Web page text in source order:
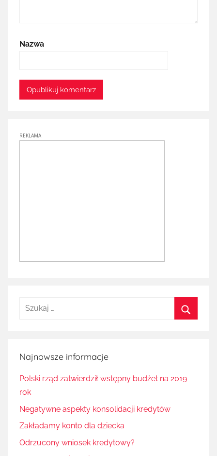
Nazwa
Szukaj:
Najnowsze informacje
Polski rząd zatwierdził wstępny budżet na 2019
rok
Negatywne aspekty konsolidacji kredytów
Zakładamy konto dla dziecka
Odrzucony wniosek kredytowy?